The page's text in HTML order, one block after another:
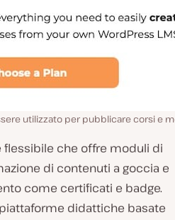
utilizzato per pubblicare corsi e
flessibile che offre moduli di
di contenuti a goccia e
come certificati e badge.
didattiche basate